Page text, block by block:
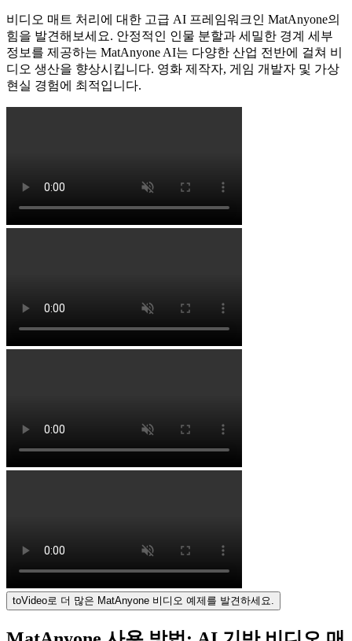
비디오 매트 처리에 대한 고급 AI 프레임워크인 MatAnyone의
힘을 발견해보세요. 안정적인 인물 분할과 세밀한 경계 세부
정보를 제공하는 MatAnyone AI는 다양한 산업 전반에 걸쳐 비
디오 생산을 향상시킵니다. 영화 제작자, 게임 개발자 및 가상
현실 경험에 최적입니다.
toVideo로 더 많은 MatAnyone 비디오 예제를 발견하세요.